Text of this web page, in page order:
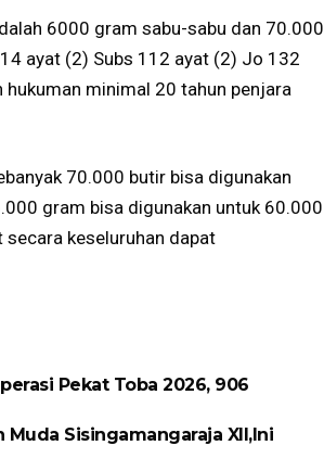
6000 gram sabu-sabu dan 70.000
ayat (2) Subs 112 ayat (2) Jo 132
minimal 20 tahun penjara
70.000 butir bisa digunakan
gram bisa digunakan untuk 60.000
keseluruhan dapat
Pekat Toba 2026, 906
Sisingamangaraja XII,Ini